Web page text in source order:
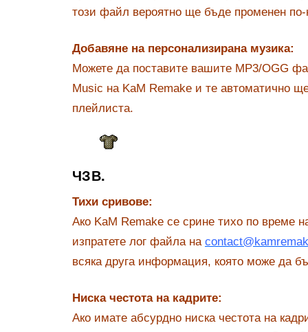
този файл вероятно ще бъде променен по-
Добавяне на персонализирана музика:
Можете да поставите вашите MP3/OGG
Music на KaM Remake и те автоматично
плейлиста.
ЧЗВ.
Тихи сривове:
Ако KaM Remake се срине тихо по време
изпратете лог файла на
всяка друга информация, която може да
Ниска честота на кадрите:
Ако имате абсурдно ниска честота на